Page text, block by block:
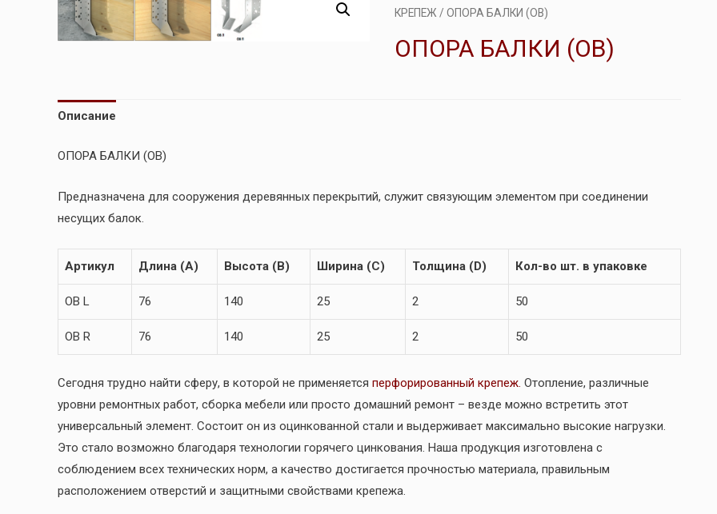
КРЕПЕЖ / ОПОРА БАЛКИ (OB)
ОПОРА БАЛКИ (OB)
Описание
ОПОРА БАЛКИ (OB)
Предназначена для сооружения деревянных перекрытий, служит связующим элементом при соединении
несущих балок.
Артикул Длина (А) Высота (В) Ширина (С) Толщина (D) Кол-во шт. в упаковке
OB L 76 140 25 2 50
OB R 76 140 25 2 50
Сегодня трудно найти сферу, в которой не применяется перфорированный крепеж. Отопление, различные
уровни ремонтных работ, сборка мебели или просто домашний ремонт – везде можно встретить этот
универсальный элемент. Состоит он из оцинкованной стали и выдерживает максимально высокие нагрузки.
Это стало возможно благодаря технологии горячего цинкования. Наша продукция изготовлена с
соблюдением всех технических норм, а качество достигается прочностью материала, правильным
расположением отверстий и защитными свойствами крепежа.